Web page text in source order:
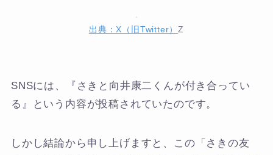
出典：X（旧Twitter）Z
SNSには、『さきと向井康二くんが付き合ってい
る』という内容が投稿されていたのです。
しかし結論から申し上げますと、この「さきの友